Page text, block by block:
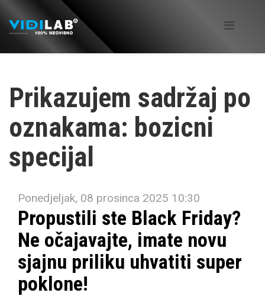
Prikazujem sadržaj po
oznakama: bozicni
specijal
Ponedjeljak, 08 prosinca 2025 10:30
Propustili ste Black Friday?
Ne očajavajte, imate novu
sjajnu priliku uhvatiti super
poklone!